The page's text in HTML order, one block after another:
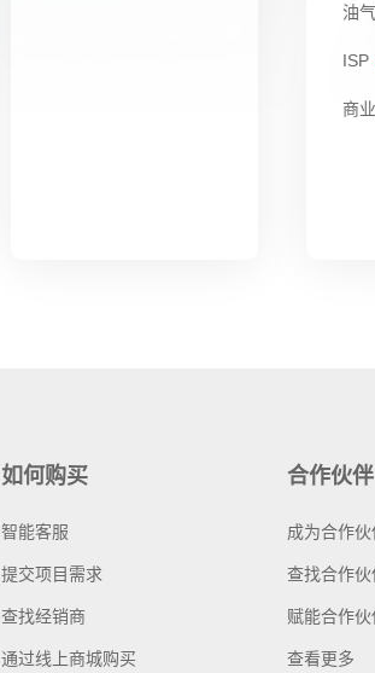
油
ISP
商
如何购买
智能客服
提交项目需求
查找经销商
通过线上商城购买
合作伙伴
成为合作伙
查找合作伙
赋能合作伙
查看更多